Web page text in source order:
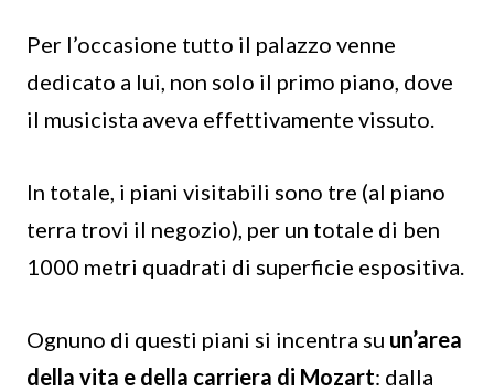
Per l’occasione tutto il palazzo venne
dedicato a lui, non solo il primo piano, dove
il musicista aveva effettivamente vissuto.
In totale, i piani visitabili sono tre (al piano
terra trovi il negozio), per un totale di ben
1000 metri quadrati di superficie espositiva.
Ognuno di questi piani si incentra su un’area
della vita e della carriera di Mozart: dalla